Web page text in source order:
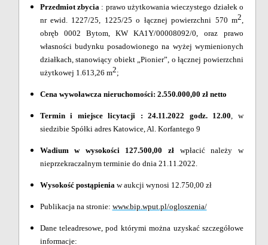
Przedmiot zbycia: prawo użytkowania wieczystego działek o
nr ewid. 1227/25, 1225/25 o łącznej powierzchni 570 m2,
obręb 0002 Bytom, KW KA1Y/00008092/0, oraz
prawo
własności budynku posadowionego na wyżej wymienionych
działkach, stanowiący obiekt „Pionier”, o łącznej powierzchni
użytkowej 1.613,26 m2;
Cena wywoławcza nieruchomości: 2.550.000,00 zł netto
Termin i miejsce licytacji : 24.11.2022 godz. 12.00, w
siedzibie Spółki adres Katowice, Al. Korfantego 9
Wadium w wysokości 127.500,00 zł wpłacić należy w
nieprzekraczalnym terminie do dnia 21.11.2022.
Wysokość postąpieniaw aukcji wynosi 12.750,00 zł
Publikacja na stronie: www.bip.wput.pl/ogloszenia/
Dane teleadresowe, pod którymi można uzyskać szczegółowe
informacje: